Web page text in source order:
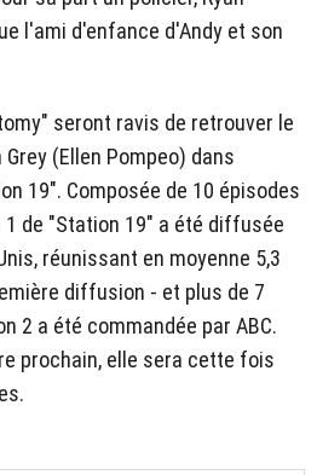
l'ami d'enfance d'Andy et son
seront ravis de retrouver le
(Ellen Pompeo) dans
19". Composée de 10 épisodes
de "Station 19" a été diffusée
réunissant en moyenne 5,3
diffusion - et plus de 7
2 a été commandée par ABC.
prochain, elle sera cette fois